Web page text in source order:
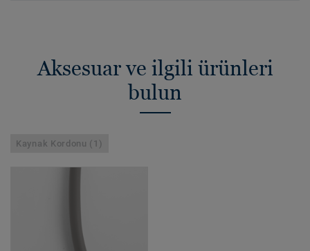
Aksesuar ve ilgili ürünleri
bulun
Kaynak Kordonu (1)